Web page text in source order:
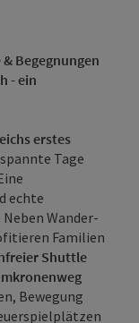
Begegnungen
- ein
erstes
Tage
echte
Wander-
Familien
Shuttle
Bewegung